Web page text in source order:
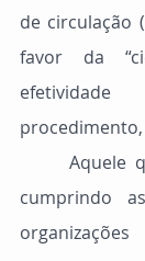
de circulação (
favor da
cumprindo